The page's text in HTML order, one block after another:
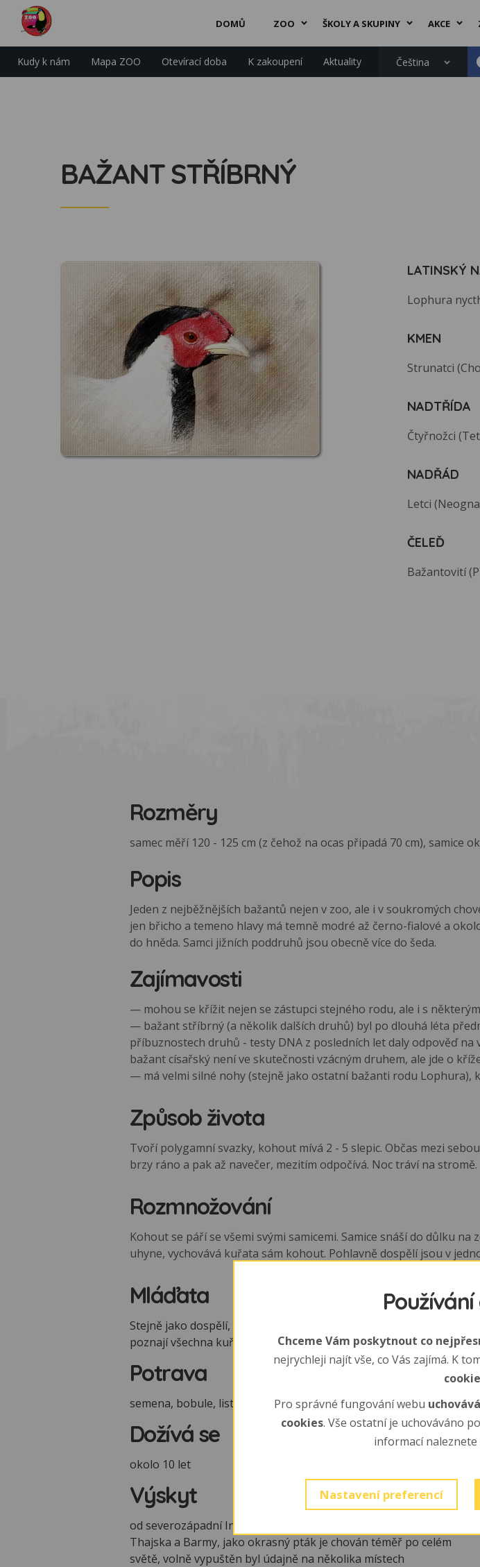
DOMŮ ZOO ŠKOLY A SKUPINY AKCE
Kudy k nám Mapa ZOO Otevírací doba K zakoupení Aktuality Čeština
BAŽANT STŘÍBRNÝ
LATINSKÝ
Lophura
KMEN
Strunatci
NADTŘÍDA
Čtyřnožci
NADŘÁD
Letci
ČELEĎ
Bažantovití
Rozměry
samec měří 120 - 125 cm (z čehož na ocas připadá 70 cm), samice
Popis
Jeden z nejběžnějších bažantů nejen v zoo, ale i v soukromých
jen břicho a temeno hlavy má temně modré až černo-fialové a
do hněda. Samci jižních poddruhů jsou obecně více do šeda.
Zajímavosti
— mohou se křížit nejen se zástupci stejného rodu, ale i s
— bažant stříbrný (a několik dalších druhů) byl po dlouhá léta
příbuznostech druhů - testy DNA z posledních let daly odpověď
bažant císařský není ve skutečnosti vzácným druhem, ale jde o
— má velmi silné nohy (stejně jako ostatní bažanti rodu
Způsob života
Tvoří polygamní svazky, kohout mívá 2 - 5 slepic. Občas mezi
brzy ráno a pak až navečer, mezitím odpočívá. Noc tráví na stromě.
Rozmnožování
Kohout se páří se všemi svými samicemi. Samice snáší do důlku
uhyne, vychovává kuřata sám kohout. Pohlavně dospělí jsou v
Mláďata
Stejně jako dospělí, mají již i kuřata výrazně červené nohy a též
poznají všechna kuřata rodu Lophura).
Potrava
semena, bobule, listy, luštěniny, plody, hmyz, červi a plži..., v zimě
Dožívá se
okolo 10 let
Výskyt
od severozápadní Indie a jihozápadní Číny po sever Vietnamu,
Thajska a Barmy, jako okrasný pták je chován téměř po celém
světě, volně vypuštěn byl údajně na několika místech
Chceme Vám poskytnout co
nejrychleji najít vše, co Vás zajímá. K
Pro správné fungování webu
cookies. Vše ostatní je uchováváno
informací naleznete
Nastavení preferencí